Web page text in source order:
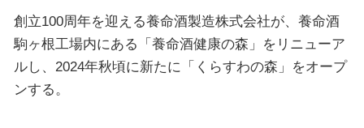
創立100周年を迎える養命酒製造株式会社が、養命酒
駒ヶ根工場内にある「養命酒健康の森」をリニューア
ルし、2024年秋頃に新たに「くらすわの森」をオープ
ンする。